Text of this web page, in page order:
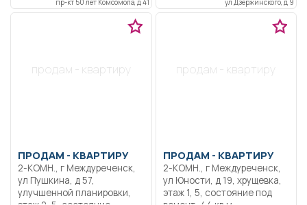
Квартира теплая в
линолеум, пластиковые
дома, все рядом.
состоянии, остаётся всё,
продам - квартиру
ПРОДАМ - КВАРТИРУ
2-КОМН., г Междуреченск,
ул Пушкина, д 57,
улучшенной планировки,
продам - квартиру
ПРОДАМ - КВАРТИРУ
2-КОМН., г Междуреченск,
ул Юности, д 19, хрущевка,
этаж 1, 5, состояние под